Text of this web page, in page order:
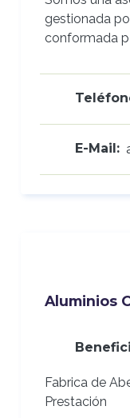
gestionada
conformada p
E-Mail:
Aluminios
Fabrica de
Prestación